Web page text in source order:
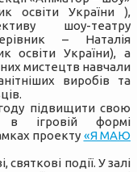
освіти України ),
шоу-театру
– Наталія
освіти України), а
мистецтв навчали
виробів та
підвищити свою
в ігровій формі
проекту «Я МАЮ
святкові події. У залі